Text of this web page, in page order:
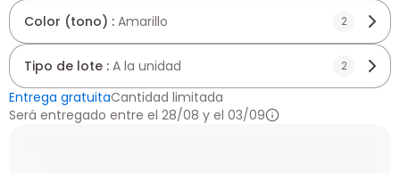
Color (tono) : Amarillo 2
Tipo de lote : A la unidad 2
Entrega gratuitaCantidad limitada
Será entregado entre el 28/08 y el 03/09